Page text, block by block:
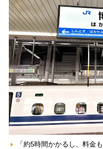
「約5時間かかるし、料金